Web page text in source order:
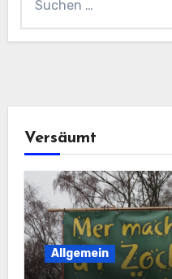
nach:
Versäumt
Allgemein